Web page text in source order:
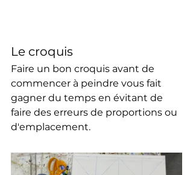
Le croquis
Faire un bon croquis avant de
commencer à peindre vous fait
gagner du temps en évitant de
faire des erreurs de proportions ou
d'emplacement.